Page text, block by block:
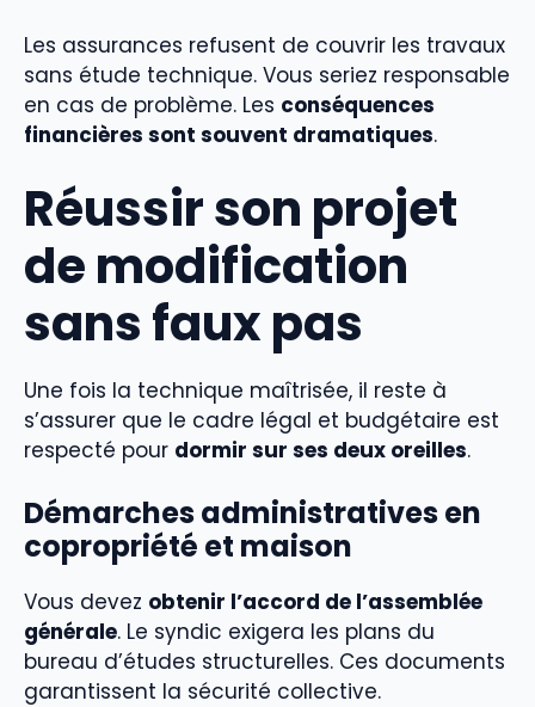
Les assurances refusent de couvrir les travaux
sans étude technique. Vous seriez responsable
en cas de problème. Les conséquences
financières sont souvent dramatiques.
Réussir son projet
de modification
sans faux pas
Une fois la technique maîtrisée, il reste à
s’assurer que le cadre légal et budgétaire est
respecté pour dormir sur ses deux oreilles.
Démarches administratives en
copropriété et maison
Vous devez obtenir l’accord de l’assemblée
générale. Le syndic exigera les plans du
bureau d’études structurelles. Ces documents
garantissent la sécurité collective.